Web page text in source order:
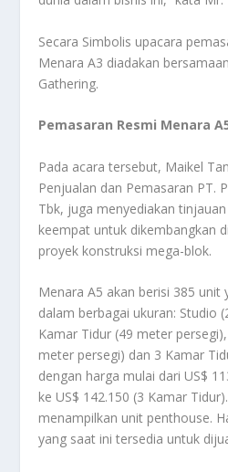
Secara Simbolis upacara
Menara A3 diadakan
Gathering.
Pemasaran Resmi Menara
Pada acara tersebut, Maikel
Penjualan dan Pemasaran PT.
Tbk, juga menyediakan
keempat untuk dikembangkan
proyek konstruksi mega-blok.
Menara A5 akan berisi 385 unit
dalam berbagai ukuran: Studio
Kamar Tidur (49 meter
meter persegi) dan 3 Kamar
dengan harga mulai dari US$
ke US$ 142.150 (3 Kamar
menampilkan unit penthouse.
yang saat ini tersedia untuk